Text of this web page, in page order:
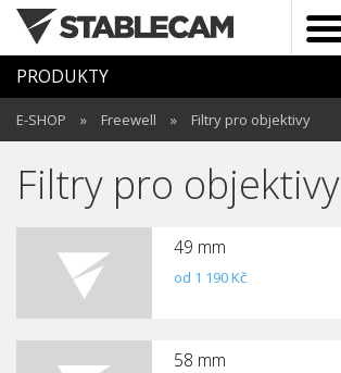
PRODUKTY
E-SHOP » Freewell » Filtry pro objektivy
Filtry pro objektivy
49 mm
od 1 190 Kč
58 mm